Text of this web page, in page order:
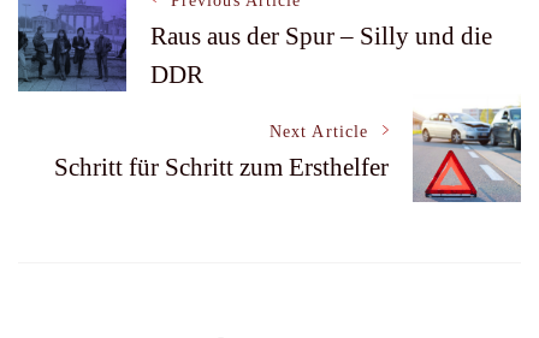
Post
Navigation
Raus aus der Spur – Silly und die
DDR
Next Article
Schritt für Schritt zum Ersthelfer